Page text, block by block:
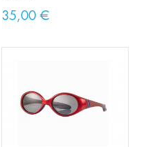
35,00 €